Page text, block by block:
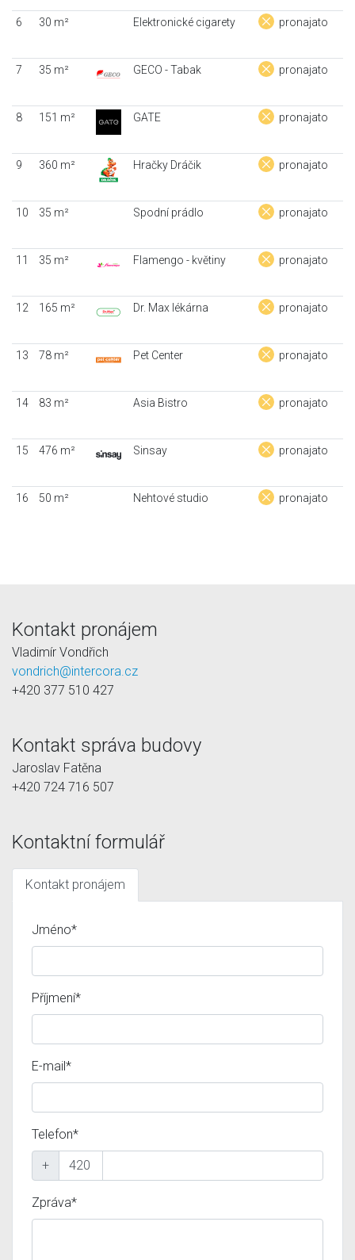
6 30 m² Elektronické cigarety pronajato
7 35 m² GECO - Tabak pronajato
8 151 m² GATE pronajato
9 360 m² Hračky Dráčik pronajato
10 35 m² Spodní prádlo pronajato
11 35 m² Flamengo - květiny pronajato
12 165 m² Dr. Max lékárna pronajato
13 78 m² Pet Center pronajato
14 83 m² Asia Bistro pronajato
15 476 m² Sinsay pronajato
16 50 m² Nehtové studio pronajato
Kontakt pronájem
Vladimír Vondřich
vondrich@intercora.cz
+420 377 510 427
Kontakt správa budovy
Jaroslav Fatěna
+420 724 716 507
Kontaktní formulář
Kontakt pronájem
Jméno*
Příjmení*
E-mail*
Telefon*
+
Zpráva*